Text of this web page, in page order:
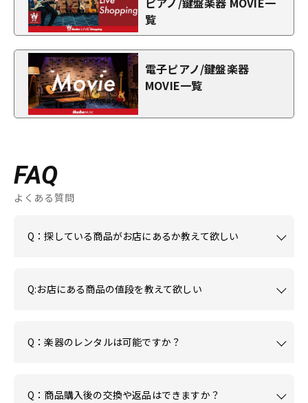
覧
電子ピアノ/鍵盤楽器
MOVIE一覧
FAQ
よくある質問
Q：探している商品がお店にあるか教えて欲しい
Q:お店にある商品の値段を教えて欲しい
Q：楽器のレンタルは可能ですか？
Q：商品購入後の交換や返品はできますか？